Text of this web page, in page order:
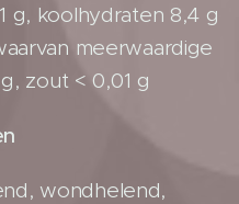
g, koolhydraten 8,4 g
meerwaardige
zout < 0,01 g
wondhelend,